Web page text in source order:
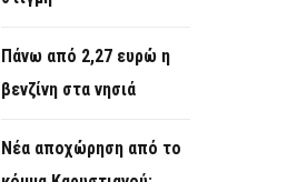
Πάνω από 2,27 ευρώ η
βενζίνη στα νησιά
Νέα αποχώρηση από το